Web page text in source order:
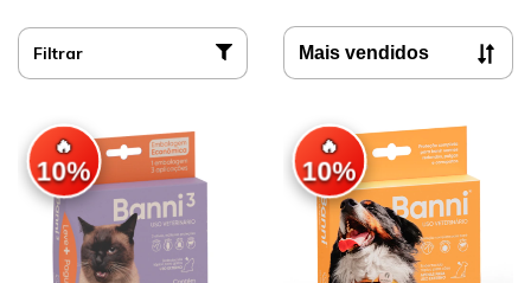
Filtrar
🔥
10%
🔥
10%